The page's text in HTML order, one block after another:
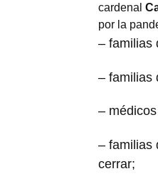
cardenal
por la
– familias
– familias
–
– familias
cerrar;